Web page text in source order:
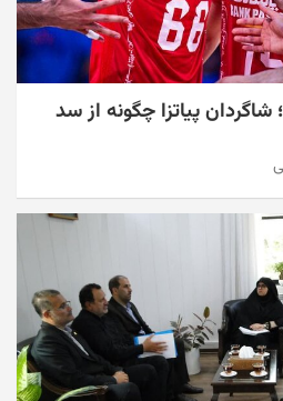
شاگردان پیاتزا چگونه از سد